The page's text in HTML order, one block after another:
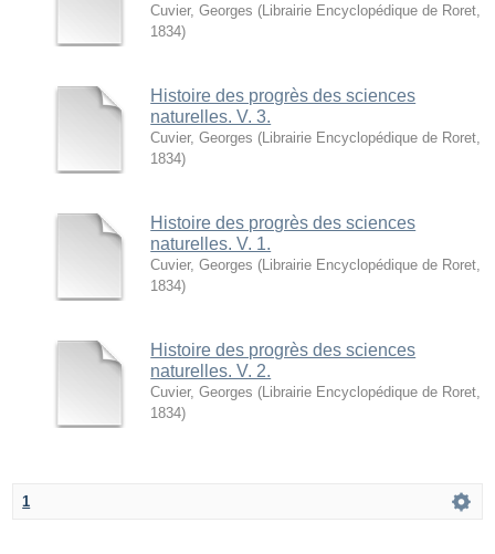
Cuvier, Georges ( Librairie Encyclopédique de Roret
1834)
Histoire des progrès des sciences
naturelles. V. 3.
Cuvier, Georges ( Librairie Encyclopédique de Roret
1834)
Histoire des progrès des sciences
naturelles. V. 1.
Cuvier, Georges ( Librairie Encyclopédique de Roret
1834)
Histoire des progrès des sciences
naturelles. V. 2.
Cuvier, Georges ( Librairie Encyclopédique de Roret
1834)
1